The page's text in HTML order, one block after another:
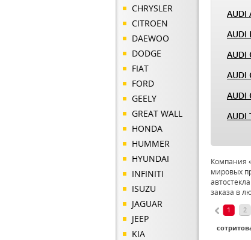
CHRYSLER
CITROEN
DAEWOO
DODGE
FIAT
FORD
GEELY
GREAT WALL
HONDA
HUMMER
HYUNDAI
INFINITI
ISUZU
JAGUAR
JEEP
KIA
AUDI
AUDI
AUDI
AUDI
AUDI
AUDI
Компания
мировых
заказа в
1 2